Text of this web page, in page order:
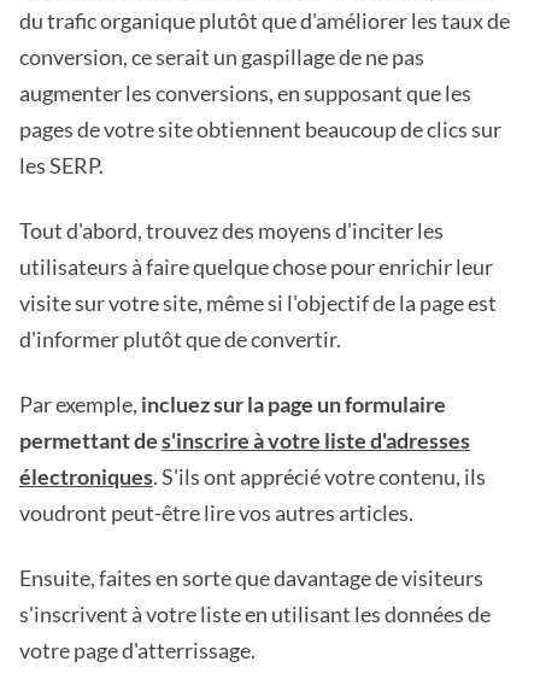
du trafic organique plutôt que d'améliorer les taux de
conversion, ce serait un gaspillage de ne pas
augmenter les conversions, en supposant que les
pages de votre site obtiennent beaucoup de clics sur
les SERP.
Tout d'abord, trouvez des moyens d'inciter les
utilisateurs à faire quelque chose pour enrichir leur
visite sur votre site, même si l'objectif de la page est
d'informer plutôt que de convertir.
Par exemple, incluez sur la page un formulaire
permettant des'inscrire à votre liste d'adresses
électroniques. S'ils ont apprécié votre contenu, ils
voudront peut-être lire vos autres articles.
Ensuite, faites en sorte que davantage de visiteurs
s'inscrivent à votre liste en utilisant les données de
votre page d'atterrissage.